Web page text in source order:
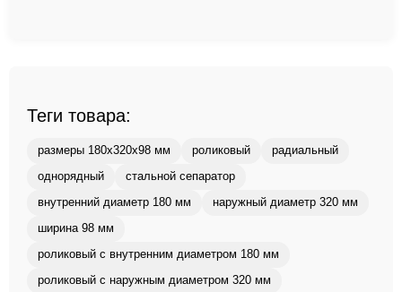
Теги товара:
размеры 180x320x98 мм роликовый радиальный
однорядный стальной сепаратор
внутренний диаметр 180 мм наружный диаметр 320 мм
ширина 98 мм
роликовый с внутренним диаметром 180 мм
роликовый с наружным диаметром 320 мм